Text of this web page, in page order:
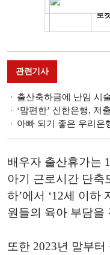
관련기사
출산축하금에 난임 시술도
‘맘편한’ 신한은행, 저
아빠 되기 좋은 우리은행…
배우자 출산휴가는
아기 근로시간 단축
하’에서 ‘12세 이하
원들의 육아 부담을
또한 2023년 말부터